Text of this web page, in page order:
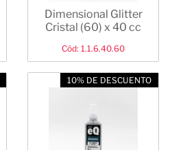
Dimensional Glitter
Cristal (60) x 40 cc
Cód: 1.1.6.40.60
10% DE DESCUENTO